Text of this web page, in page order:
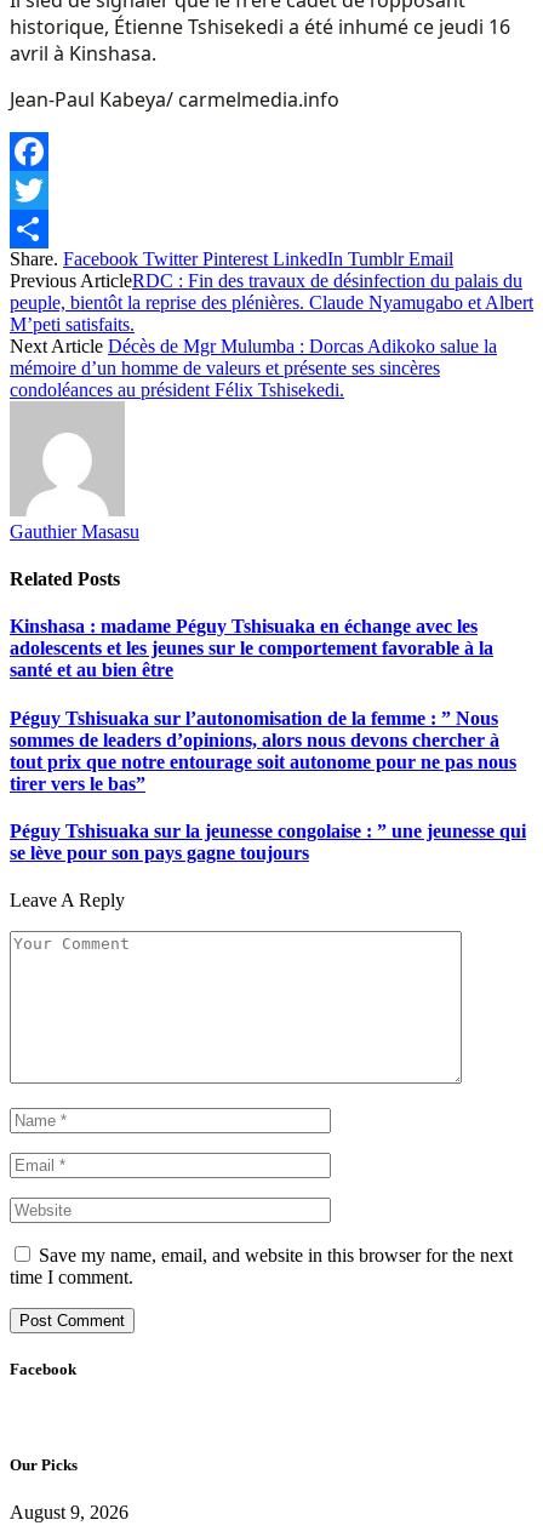
historique, Étienne Tshisekedi a été inhumé ce jeudi 16
avril à Kinshasa.
Jean-Paul Kabeya/ carmelmedia.info
Facebook
Twitter
Share
Share. Facebook Twitter Pinterest LinkedIn Tumblr Email
Previous ArticleRDC : Fin des travaux de désinfection du palais du
peuple, bientôt la reprise des plénières. Claude Nyamugabo et Albert
M’peti satisfaits.
Next Article Décès de Mgr Mulumba : Dorcas Adikoko salue la
mémoire d’un homme de valeurs et présente ses sincères
condoléances au président Félix Tshisekedi.
Gauthier Masasu
Related Posts
Kinshasa : madame Péguy Tshisuaka en échange avec les
adolescents et les jeunes sur le comportement favorable à la
santé et au bien être
Péguy Tshisuaka sur l’autonomisation de la femme : ” Nous
sommes de leaders d’opinions, alors nous devons chercher à
tout prix que notre entourage soit autonome pour ne pas nous
tirer vers le bas”
Péguy Tshisuaka sur la jeunesse congolaise : ” une jeunesse qui
se lève pour son pays gagne toujours
Leave A Reply
Save my name, email, and website in this browser for the next
time I comment.
Facebook
Our Picks
August 9, 2026